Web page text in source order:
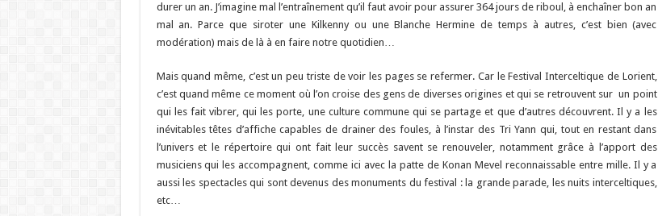
durer un an. J’imagine mal l’entraînement qu’il faut avoir pour assurer 364 jours de riboul, à enchaîner bon an
mal an. Parce que siroter une Kilkenny ou une Blanche Hermine de temps à autres, c’est bien (avec
modération) mais de là à en faire notre quotidien…
Mais quand même, c’est un peu triste de voir les pages se refermer. Car le Festival Interceltique de Lorient,
c’est quand même ce moment où l’on croise des gens de diverses origines et qui se retrouvent sur un point
qui les fait vibrer, qui les porte, une culture commune qui se partage et que d’autres découvrent. Il y a les
inévitables têtes d’affiche capables de drainer des foules, à l’instar des Tri Yann qui, tout en restant dans
l’univers et le répertoire qui ont fait leur succès savent se renouveler, notamment grâce à l’apport des
musiciens qui les accompagnent, comme ici avec la patte de Konan Mevel reconnaissable entre mille. Il y a
aussi les spectacles qui sont devenus des monuments du festival : la grande parade, les nuits interceltiques,
etc…